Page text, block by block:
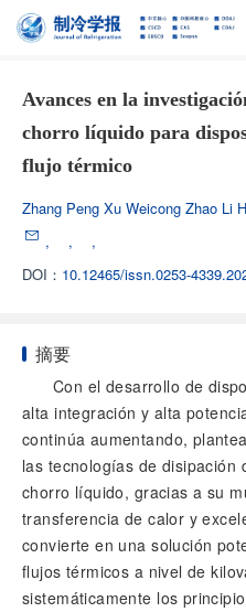
Avances en la
chorro líquido para
flujo térmico
Zhang Peng Xu Weicong Zhao Li
,
,
,
DOI： 10.12465/issn.0253-
摘要
Con el desarrollo de
alta integración y alta
continúa aumentando,
las tecnologías de disipación
chorro líquido, gracias a su
transferencia de calor y
convierte en una solución
flujos térmicos a nivel de
sistemáticamente los